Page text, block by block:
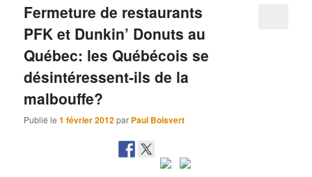
Fermeture de restaurants
PFK et Dunkin’ Donuts au
Québec: les Québécois se
désintéressent-ils de la
malbouffe?
Publié le1 février 2012par Paul Boisvert